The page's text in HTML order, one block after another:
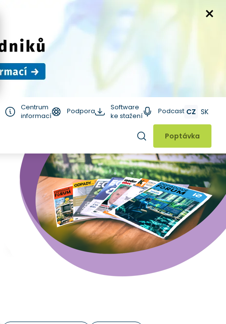
Centrum
informací
Podpora
Software
ke stažení
Podcast CZ SK
Hledat
Poptávka